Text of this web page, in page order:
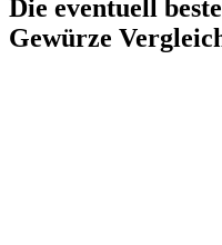
Die eventuell
Gewürze